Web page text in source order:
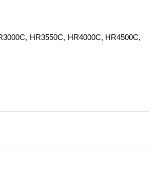
HR3550C, HR4000C, HR4500C,